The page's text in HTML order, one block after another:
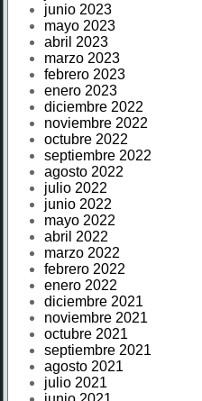
junio 2023
mayo 2023
abril 2023
marzo 2023
febrero 2023
enero 2023
diciembre 2022
noviembre 2022
octubre 2022
septiembre 2022
agosto 2022
julio 2022
junio 2022
mayo 2022
abril 2022
marzo 2022
febrero 2022
enero 2022
diciembre 2021
noviembre 2021
octubre 2021
septiembre 2021
agosto 2021
julio 2021